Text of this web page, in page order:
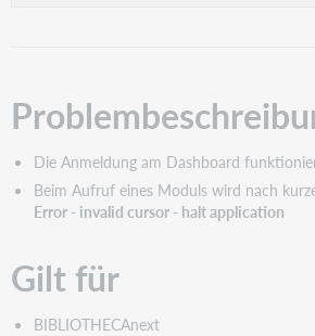
Die Anmeldung am Dashboard
Beim Aufruf eines Moduls wird nach
Error - invalid cursor - halt application
Gilt für
BIBLIOTHECAnext